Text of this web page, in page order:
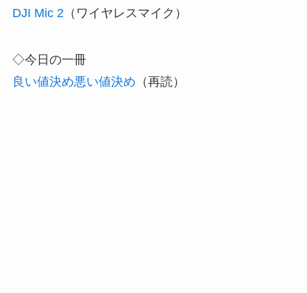
DJI Mic 2（ワイヤレスマイク）
◇今日の一冊
良い値決め悪い値決め （再読）